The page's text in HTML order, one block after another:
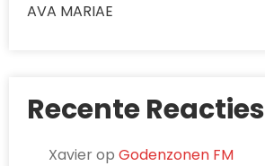
AVA MARIAE
Recente Reacties
XavieropGodenzonen FM